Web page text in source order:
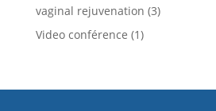
vaginal rejuvenation (3)
Video conférence (1)